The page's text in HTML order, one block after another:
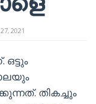
2021
തികച്ചും